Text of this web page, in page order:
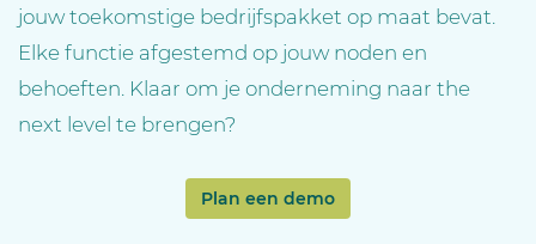
jouw toekomstige bedrijfspakket op maat bevat.
Elke functie afgestemd op jouw noden en
behoeften. Klaar om je onderneming naar the
next level te brengen?
Plan een demo